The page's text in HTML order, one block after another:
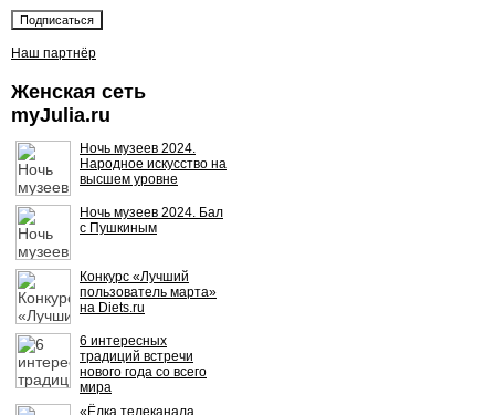
Наш партнёр
Женская сеть
myJulia.ru
Ночь музеев 2024.
Народное искусство на
высшем уровне
Ночь музеев 2024. Бал
с Пушкиным
Конкурс «Лучший
пользователь марта»
на Diets.ru
6 интересных
традиций встречи
нового года со всего
мира
«Ёлка телеканала